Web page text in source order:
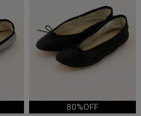
80%OFF